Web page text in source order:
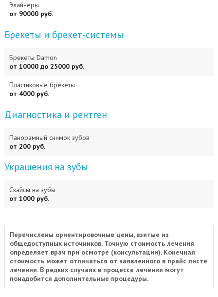
Элайнеры
от 90000 руб.
Брекеты и брекет-системы
Брекеты Damon
от 10000 до 25000 руб.
Пластиковые брекеты
от 4000 руб.
Диагностика и рентген
Панорамный снимок зубов
от 200 руб.
Украшения на зубы
Скайсы на зубы
от 1000 руб.
Перечислены ориентировочные цены, взятые из
общедоступных источников. Точную стоимость лечения
определяет врач при осмотре (консультации). Конечная
стоимость может отличаться от заявленного в прайс листе
лечения. В редких случаях в процессе лечения могут
понадобится дополнительные процедуры.